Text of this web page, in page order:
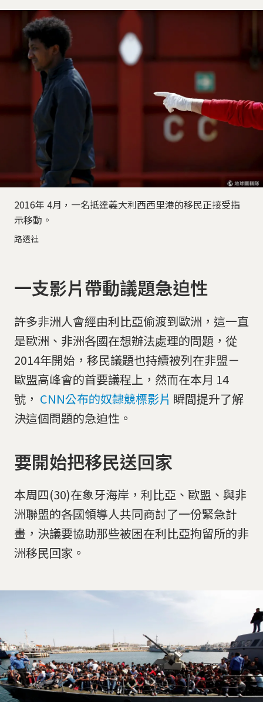
2016年 4月，一名抵達義大利西西里港的移民正接受指
示移動。
路透社
一支影片帶動議題急迫性
許多非洲人會經由利比亞偷渡到歐洲，這一直
是歐洲、非洲各國在想辦法處理的問題，從
2014年開始，移民議題也持續被列在非盟－
歐盟高峰會的首要議程上，然而在本月 14
號， CNN公布的奴隸競標影片 瞬間提升了解
決這個問題的急迫性。
要開始把移民送回家
本周四(30)在象牙海岸，利比亞、歐盟、與非
洲聯盟的各國領導人共同商討了一份緊急計
畫，決議要協助那些被困在利比亞拘留所的非
洲移民回家。